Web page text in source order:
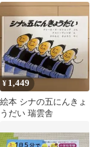
新品
¥ 1,449
絵本 シナの五にんきょ
うだい 瑞雲舎